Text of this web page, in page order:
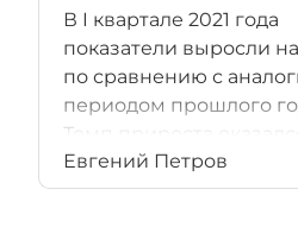
В I квартале 2021 года
показатели выросли на
по сравнению с
периодом прошлого
Темп прироста оказался
сопоставим с
периодом.
Евгений Петров